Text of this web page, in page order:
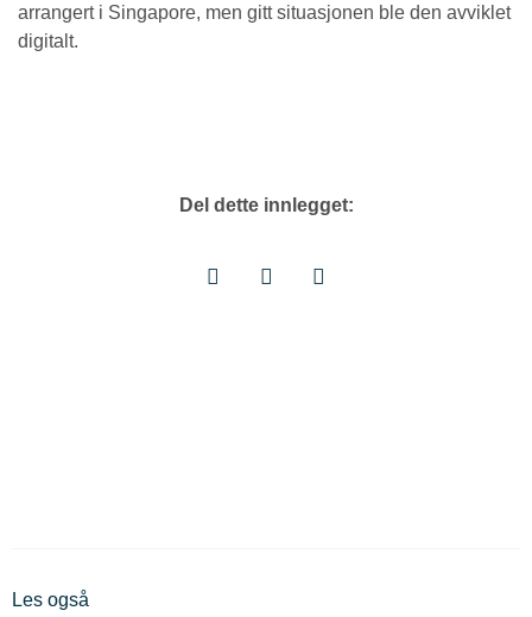
arrangert i Singapore, men gitt situasjonen ble den avviklet
digitalt.
Del dette innlegget:
Les også